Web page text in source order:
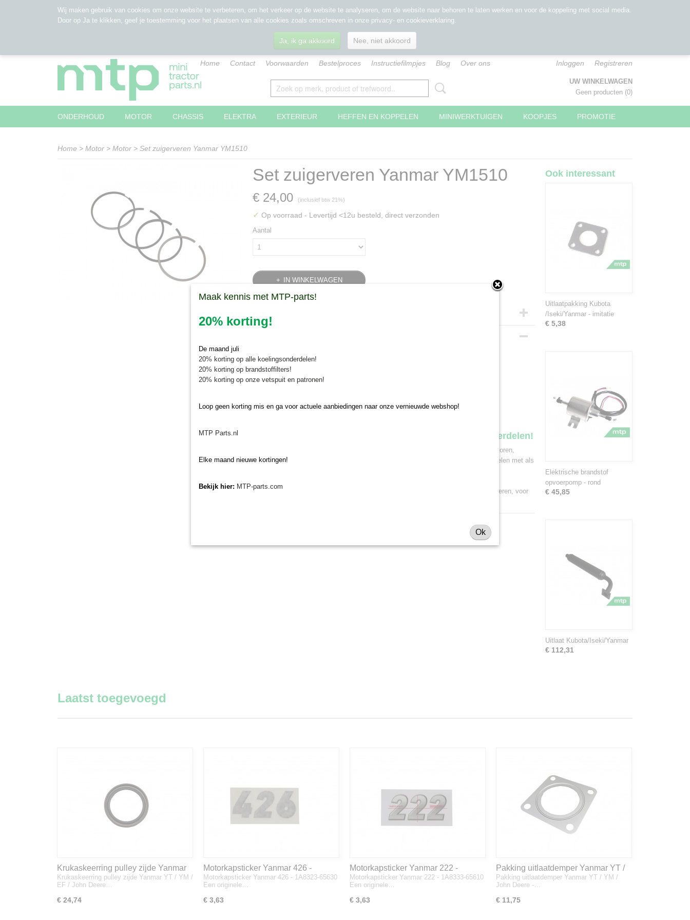
Home Contact Voorwaarden Bestelproces Instructiefilmpjes Blog Over ons Inloggen Registreren
UW WINKELWAGEN
Geen producten (0)
ONDERHOUD MOTOR CHASSIS ELEKTRA EXTERIEUR HEFFEN EN KOPPELEN MINIWERKTUIGEN KOOPJES PROMOTIE
Home > Motor > Motor > Set zuigerveren Yanmar YM1510
Set zuigerveren Yanmar YM1510
€ 24,00 (inclusief btw 21%)
✓ Op voorraad - Levertijd <12u besteld, direct verzonden
Aantal
IN WINKELWAGEN
Bruto gewicht
Set zuigerveren Yanmar YM1510
Set standaard zuigerveren voor de Yanmar YM1510 met 3T72SA motor.
Minitractorparts.nl, uw leverancier voor minitrekker onderdelen!
Minitractorparts heeft een groot assortiment onderdelen op het gebied van minitractoren,
miditractoren, compacttractoren en aanbouwwerktuigen. Wij verkopen deze onderdelen met als
Minitractorparts.nl heeft een groot assortiment onderdelen, waaronder deze zuigerveren, voor
Ook interessant
Uitlaatpakking Kubota
/Iseki/Yanmar - imitatie
€ 5,38
Elektrische brandstof
opvoerpomp - rond
€ 45,85
Uitlaat Kubota/Iseki/Yanmar
€ 112,31
Laatst toegevoegd
Krukaskeerring pulley zijde Yanmar
YT / YM / EF / John Deere - 119934-
01800
Krukaskeerring pulley zijde Yanmar YT / YM /
EF / John Deere…
€ 24,74
Motorkapsticker Yanmar 426 -
1A8323-65630
Motorkapsticker Yanmar 426 - 1A8323-65630
Een originele…
€ 3,63
Motorkapsticker Yanmar 222 -
1A8333-65610
Motorkapsticker Yanmar 222 - 1A8333-65610
Een originele…
€ 3,63
Pakking uitlaatdemper Yanmar YT /
YM / John Deere - 128300-13230
Pakking uitlaatdemper Yanmar YT / YM /
John Deere -…
€ 11,75
Wij maken gebruik van cookies om onze website te verbeteren, om het verkeer op de website te analyseren, om de website naar behoren te laten werken en voor de koppeling met social media.
Door op Ja te klikken, geef je toestemming voor het plaatsen van alle cookies zoals omschreven in onze privacy- en cookieverklaring.
Ja, ik ga akkoord Nee, niet akkoord
Maak kennis met MTP-parts!
20% korting!
De maand juli
20% korting op alle koelingsonderdelen!
20% korting op brandstoffilters!
20% korting op onze vetspuit en patronen!
Loop geen korting mis en ga voor actuele aanbiedingen naar onze vernieuwde webshop!
MTP Parts.nl
Elke maand nieuwe kortingen!
Bekijk hier: MTP-parts.com
Ok